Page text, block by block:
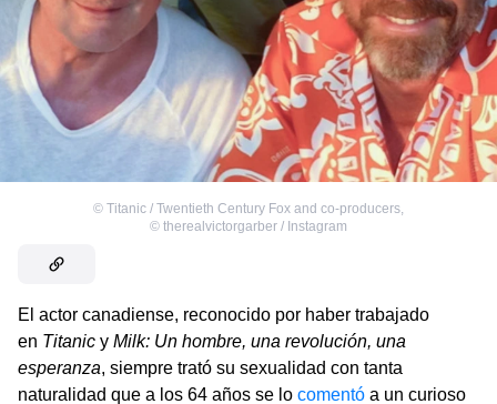
© Titanic / Twentieth Century Fox and co-producers,
© therealvictorgarber / Instagram
El actor canadiense, reconocido por haber trabajado
en Titanic y Milk: Un hombre, una revolución, una
esperanza, siempre trató su sexualidad con tanta
naturalidad que a los 64 años se lo comentó a un curioso